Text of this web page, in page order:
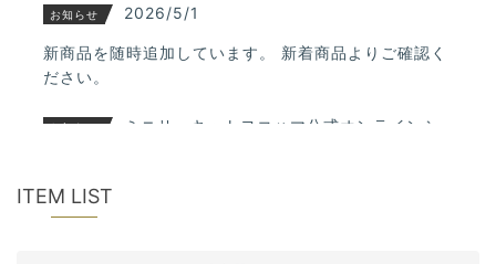
o
お知らせ 2026/5/1
新商品を随時追加しています。 新着商品よりご確認く
ださい。
お知らせ
ミニサーキットヨコハマ公式オンラインシ
す。
ITEM LIST